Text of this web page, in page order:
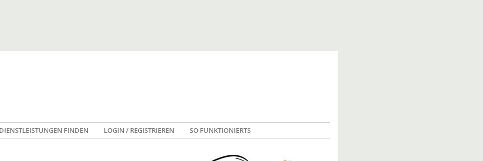
DIENSTLEISTUNGEN FINDEN LOGIN / REGISTRIEREN SO FUNKTIONIERTS